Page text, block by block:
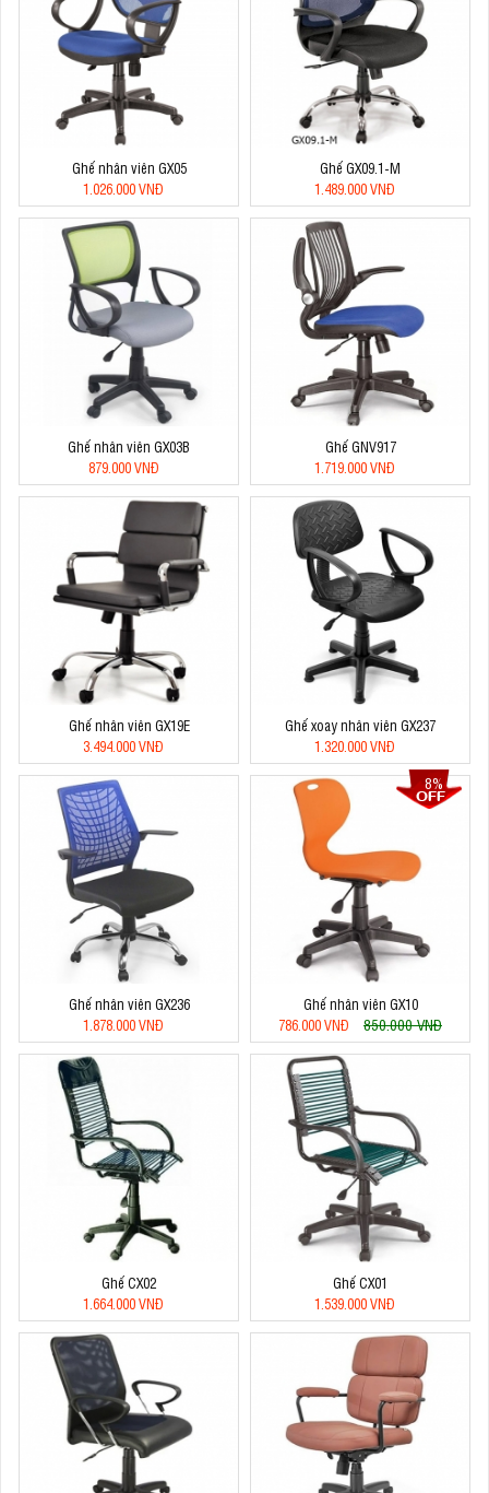
Ghế nhân viên GX05
1.026.000 VNĐ
Ghế GX09.1-M
1.489.000 VNĐ
Ghế nhân viên GX03B
879.000 VNĐ
Ghế GNV917
1.719.000 VNĐ
Ghế nhân viên GX19E
3.494.000 VNĐ
Ghế xoay nhân viên GX237
1.320.000 VNĐ
Ghế nhân viên GX236
1.878.000 VNĐ
8%
Ghế nhân viên GX10
786.000 VNĐ
850.000 VNĐ
Ghế CX02
1.664.000 VNĐ
Ghế CX01
1.539.000 VNĐ